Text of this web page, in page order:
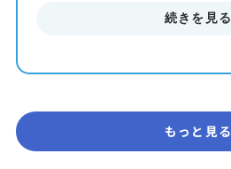
【TEL】0493-77-4838
【営業時間】月～土 14:00～21:40
続きを見る
もっと見る